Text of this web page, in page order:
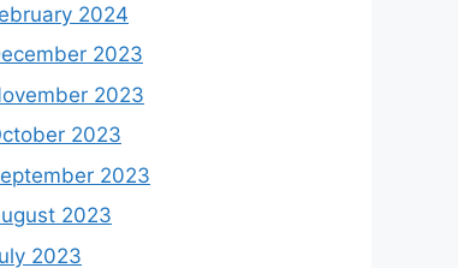
2024
2023
2023
2023
2023
2023
2023